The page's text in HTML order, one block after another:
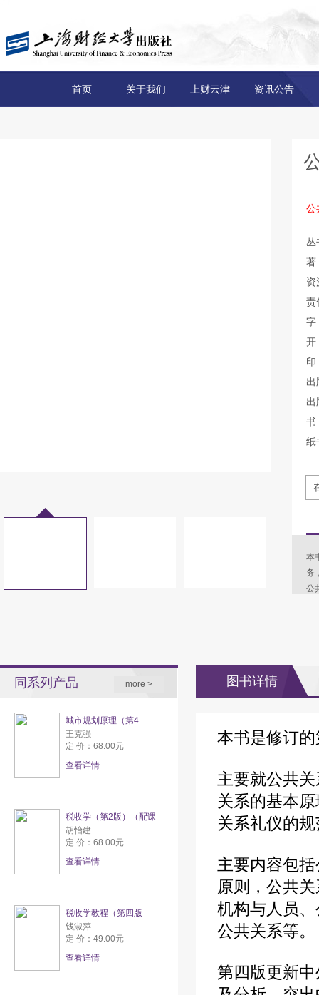
首页 关于我们 上财云津 资讯公告
公
丛
著
资
责
出
出
纸
本
务
公
同系列产品 more >
城市规划原理（第4
王克强
定 价：68.00元
查看详情
税收学（第2版）（配课
胡怡建
定 价：68.00元
查看详情
税收学教程（第四版
钱淑萍
定 价：49.00元
查看详情
图书详情
本书是修订
主要就公共
关系的基本
关系礼仪的
主要内容包
原则，公共
机构与人员
公共关系等。
第四版更新